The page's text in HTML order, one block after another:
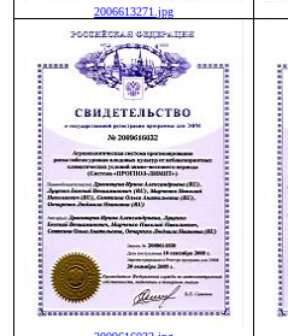
2006613271.jpg